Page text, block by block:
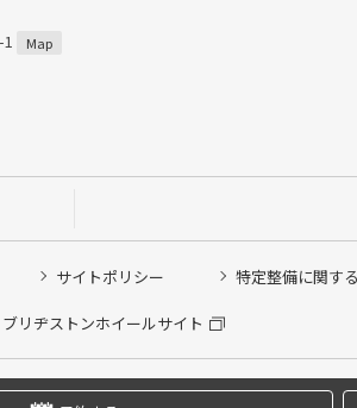
Map
サイトポリシー 特定整備に関す
ブリヂストンホイールサイト
Retail Co.,Ltd. All rights Reserved.
こちらを選択ください